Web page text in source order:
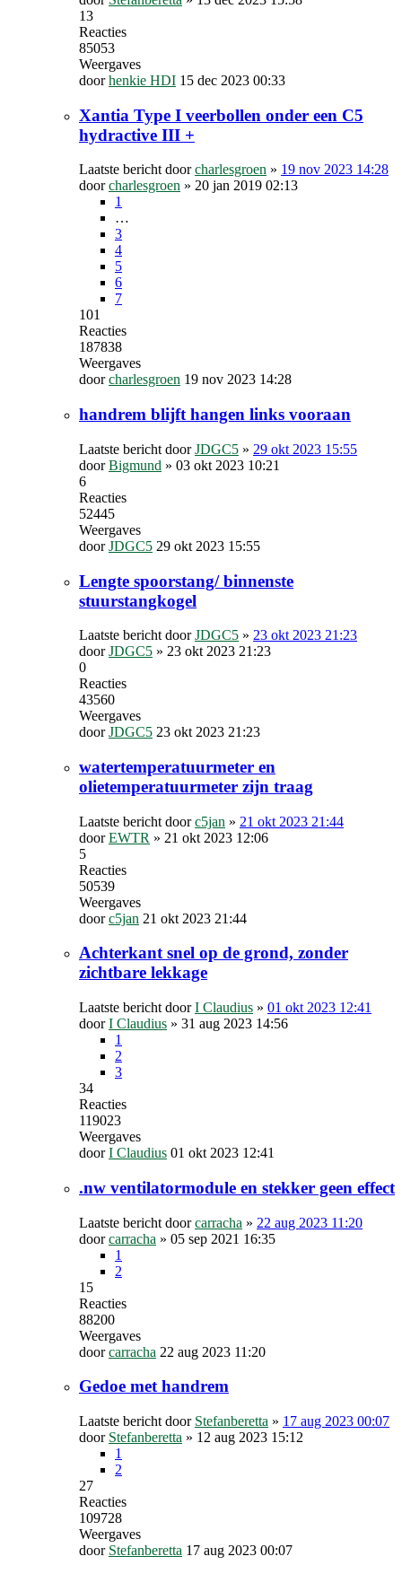
13
Reacties
85053
Weergaves
doorhenkie HDI 15 dec 2023 00:33
Xantia Type I veerbollen onder een C5
hydractive III +
Laatste bericht doorcharlesgroen » 19 nov 2023 14:28
doorcharlesgroen » 20 jan 2019 02:13
1
…
3
4
5
6
7
101
Reacties
187838
Weergaves
doorcharlesgroen 19 nov 2023 14:28
handrem blijft hangen links vooraan
Laatste bericht doorJDGC5 » 29 okt 2023 15:55
doorBigmund » 03 okt 2023 10:21
6
Reacties
52445
Weergaves
doorJDGC5 29 okt 2023 15:55
Lengte spoorstang/ binnenste
stuurstangkogel
Laatste bericht doorJDGC5 » 23 okt 2023 21:23
doorJDGC5 » 23 okt 2023 21:23
0
Reacties
43560
Weergaves
doorJDGC5 23 okt 2023 21:23
watertemperatuurmeter en
olietemperatuurmeter zijn traag
Laatste bericht doorc5jan » 21 okt 2023 21:44
doorEWTR » 21 okt 2023 12:06
5
Reacties
50539
Weergaves
doorc5jan 21 okt 2023 21:44
Achterkant snel op de grond, zonder
zichtbare lekkage
Laatste bericht doorI Claudius » 01 okt 2023 12:41
doorI Claudius » 31 aug 2023 14:56
1
2
3
34
Reacties
119023
Weergaves
doorI Claudius 01 okt 2023 12:41
.nw ventilatormodule en stekker geen effect
Laatste bericht doorcarracha » 22 aug 2023 11:20
doorcarracha » 05 sep 2021 16:35
1
2
15
Reacties
88200
Weergaves
doorcarracha 22 aug 2023 11:20
Gedoe met handrem
Laatste bericht door Stefanberetta » 17 aug 2023 00:07
door Stefanberetta » 12 aug 2023 15:12
1
2
27
Reacties
109728
Weergaves
door Stefanberetta 17 aug 2023 00:07